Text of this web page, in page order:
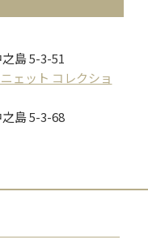
島 5-3-51
ェット コレクショ
島 5-3-68